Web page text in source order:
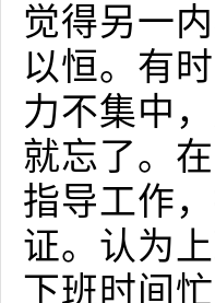
觉得另一
以恒。有
力不集中
就忘了。
指导工作
证。认为
下班时间